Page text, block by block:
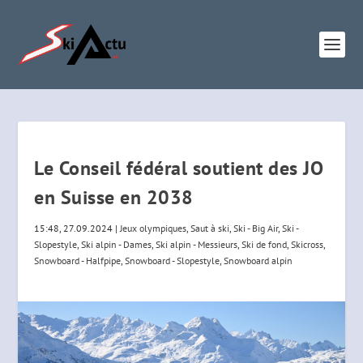
Le Conseil fédéral soutient des JO
en Suisse en 2038
15:48, 27.09.2024 |Jeux olympiques,Saut à ski,Ski - Big Air,Ski -
Slopestyle,Ski alpin - Dames,Ski alpin - Messieurs,Ski de fond,Skicross,
Snowboard - Halfpipe,Snowboard - Slopestyle,Snowboard alpin